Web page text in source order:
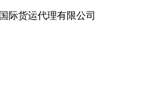
际货运代理有限公司